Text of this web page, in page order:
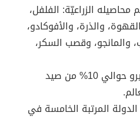
الزراعيّة: الفلفل،
والذرة، والأفوكادو،
والمانجو، وقصب السكر،
صيد الأسماك، إذ تنتج البيرو حوالي 10% من صيد
المرتبة الخامسة في